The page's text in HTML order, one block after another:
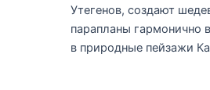
Утегенов, создают
парапланы гармонично
в природные пейзажи